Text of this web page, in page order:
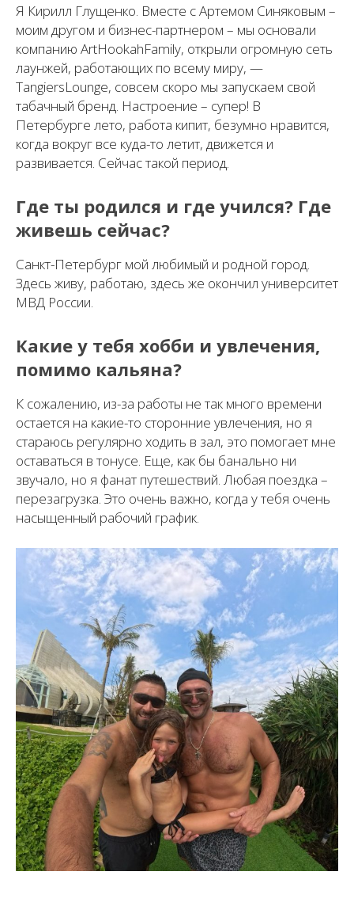
Я Кирилл Глущенко. Вместе с Артемом Синяковым –
моим другом и бизнес-партнером – мы основали
компанию ArtHookahFamily, открыли огромную сеть
лаунжей, работающих по всему миру, —
TangiersLounge, совсем скоро мы запускаем свой
табачный бренд. Настроение – супер! В
Петербурге лето, работа кипит, безумно нравится,
когда вокруг все куда-то летит, движется и
развивается. Сейчас такой период.
Где ты родился и где учился? Где
живешь сейчас?
Санкт-Петербург мой любимый и родной город.
Здесь живу, работаю, здесь же окончил университет
МВД России.
Какие у тебя хобби и увлечения,
помимо кальяна?
К сожалению, из-за работы не так много времени
остается на какие-то сторонние увлечения, но я
стараюсь регулярно ходить в зал, это помогает мне
оставаться в тонусе. Еще, как бы банально ни
звучало, но я фанат путешествий. Любая поездка –
перезагрузка. Это очень важно, когда у тебя очень
насыщенный рабочий график.